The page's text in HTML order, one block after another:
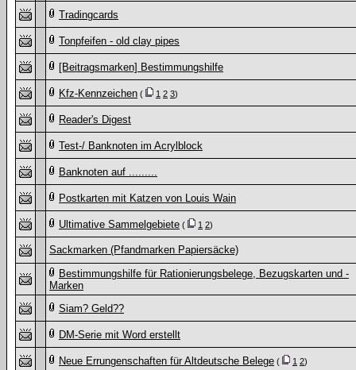
Tradingcards
Tonpfeifen - old clay pipes
[Beitragsmarken] Bestimmungshilfe
Kfz-Kennzeichen ( 1 2 3)
Reader's Digest
Test-/ Banknoten im Acrylblock
Banknoten auf .........
Postkarten mit Katzen von Louis Wain
Ultimative Sammelgebiete ( 1 2)
Sackmarken (Pfandmarken Papiersäcke)
Bestimmungshilfe für Rationierungsbelege, Bezugskarten und -
Marken
Siam? Geld??
DM-Serie mit Word erstellt
Neue Errungenschaften für Altdeutsche Belege ( 1 2)